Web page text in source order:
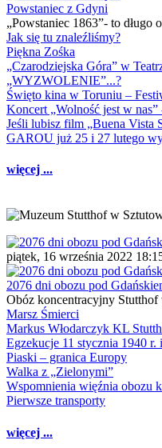
Powstaniec z Gdyni
„Powstaniec 1863”- to
Jak się tu znaleźliśmy?
Piękna Zośka
„Czarodziejska Góra” w
„WYZWOLENIE”...?
Święto kina w Toruniu –
Koncert „Wolność jest w
Jeśli lubisz film „Buena Vista
GAROU już 25 i 27 lutego
więcej ...
piątek, 16 września 2022
2076 dni obozu pod
Obóz koncentracyjny
Marsz Śmierci
Markus Włodarczyk KL
Egzekucje 11 stycznia 1940 r.
Piaski – granica Europy
Walka z „Zielonymi”
Wspomnienia więźnia obozu
Pierwsze transporty
więcej ...